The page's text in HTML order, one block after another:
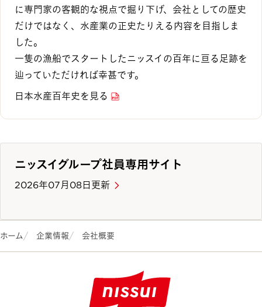
に専門家の客観的な視点で掘り下げ、会社としての歴史
だけではなく、水産業の正史たりえる内容を目指しま
した。
一隻の漁船でスタートしたニッスイの百年に亘る足跡を
辿っていただければ幸甚です。
日本水産百年史を見る
ニッスイグループ社員専用サイト
2026年07月08日更新
ホーム 企業情報 会社概要